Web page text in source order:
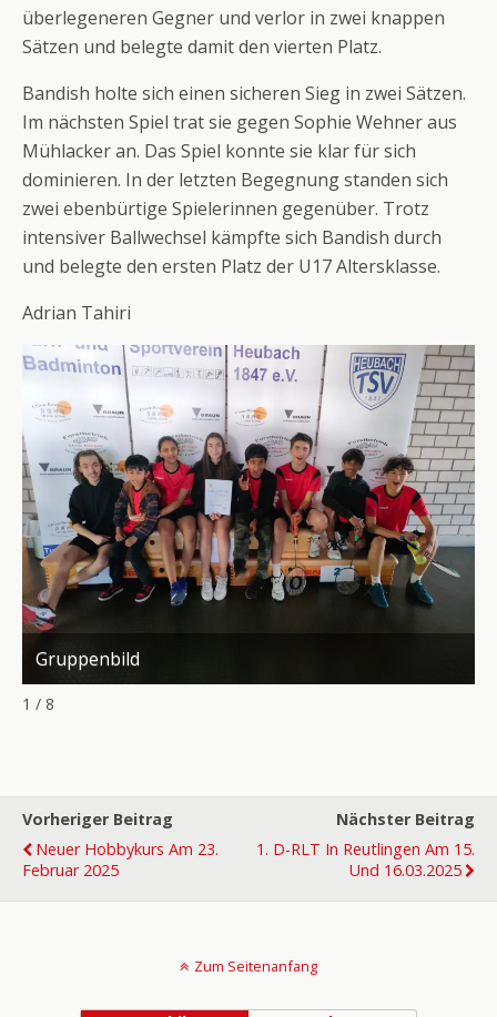
überlegeneren Gegner und verlor in zwei knappen
Sätzen und belegte damit den vierten Platz.
Bandish holte sich einen sicheren Sieg in zwei Sätzen.
Im nächsten Spiel trat sie gegen Sophie Wehner aus
Mühlacker an. Das Spiel konnte sie klar für sich
dominieren. In der letzten Begegnung standen sich
zwei ebenbürtige Spielerinnen gegenüber. Trotz
intensiver Ballwechsel kämpfte sich Bandish durch
und belegte den ersten Platz der U17 Altersklasse.
Adrian Tahiri
Gruppenbild
1 / 8
Vorheriger Beitrag
Neuer Hobbykurs Am 23.
Februar 2025
Nächster Beitrag
1. D-RLT In Reutlingen Am 15.
Und 16.03.2025
Zum Seitenanfang